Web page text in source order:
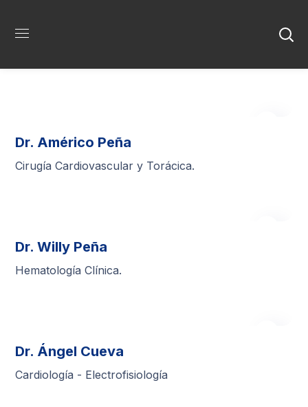
Dr. Américo Peña
Cirugía Cardiovascular y Torácica.
Dr. Willy Peña
Hematología Clínica.
Dr. Ángel Cueva
Cardiología - Electrofisiología